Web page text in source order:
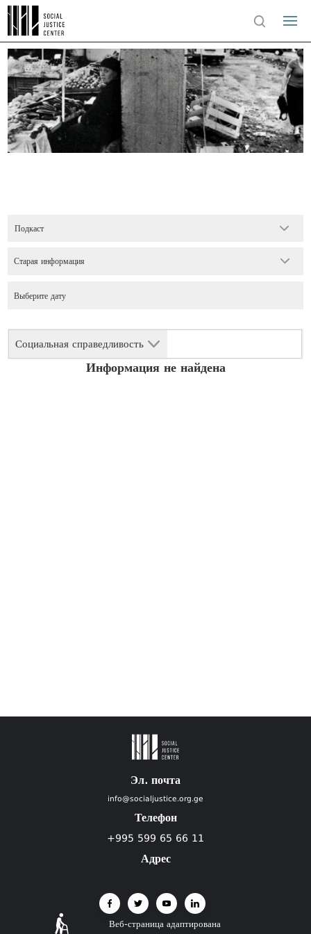
Подкаст
Социальная справедливость
Старая информация
Информация не найдена
Эл. почта
info@socialjustice.org.ge
Телефон
+995 599 65 66 11
Адрес
Веб-страница адаптирована